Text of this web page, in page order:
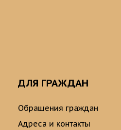
ДЛЯ ГРАЖДАН
Обращения граждан
Адреса и контакты